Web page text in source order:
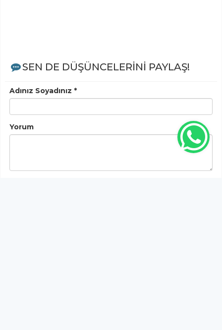
SEN DE DÜŞÜNCELERİNİ PAYLAŞ!
Adınız Soyadınız *
Yorum